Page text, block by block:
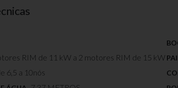
RIM de 11 kW a 2 motores RIM de 15 kW
6,5 a 10nós